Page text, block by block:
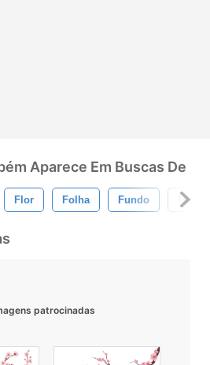
Aparece Em Buscas De
Flor Folha Fundo
patrocinadas